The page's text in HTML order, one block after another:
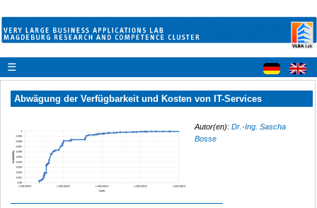
☰
Abwägung der Verfügbarkeit und Kosten von IT-Services
Autor(en): Dr.-Ing. Sascha
Bosse